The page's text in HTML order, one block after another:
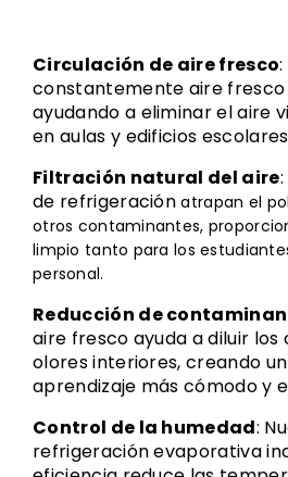
Circulación de aire fresco
constantemente aire fresco
ayudando a eliminar el aire
en aulas y edificios
Filtración natural del aire
de refrigeraciónatrapan el
otros contaminantes,
limpio tanto para los
personal.
Reducción de
aire fresco ayuda a diluir
olores interiores, creando
aprendizaje más cómodo y
Control de la humedad:
refrigeración evaporativa